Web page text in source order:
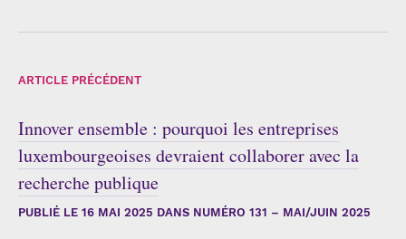
ARTICLE PRÉCÉDENT
Innover ensemble : pourquoi les entreprises
luxembourgeoises devraient collaborer avec la
recherche publique
PUBLIÉ LE 16 MAI 2025 DANS NUMÉRO 131 – MAI/JUIN 2025